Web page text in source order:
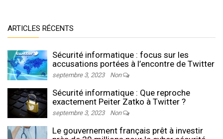
ARTICLES RÉCENTS
Sécurité informatique : focus sur les
accusations portées à l’encontre de Twitter
septembre 3, 2023 Non
Sécurité informatique : Que reproche
exactement Peiter Zatko à Twitter ?
septembre 3, 2023 Non
Le gouvernement français prêt à investir